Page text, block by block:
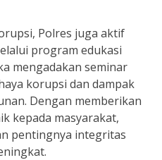
Polres juga aktif
program edukasi
mengadakan seminar
korupsi dan dampak
Dengan memberikan
kepada masyarakat,
pentingnya integritas